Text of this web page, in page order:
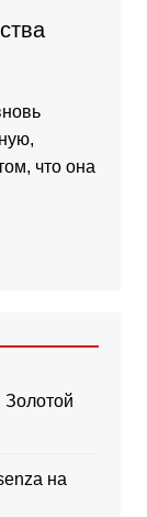
что она
на